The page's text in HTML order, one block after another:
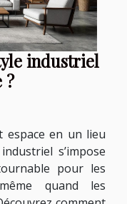
industriel
?
espace en un lieu
s’impose
pour les
quand les